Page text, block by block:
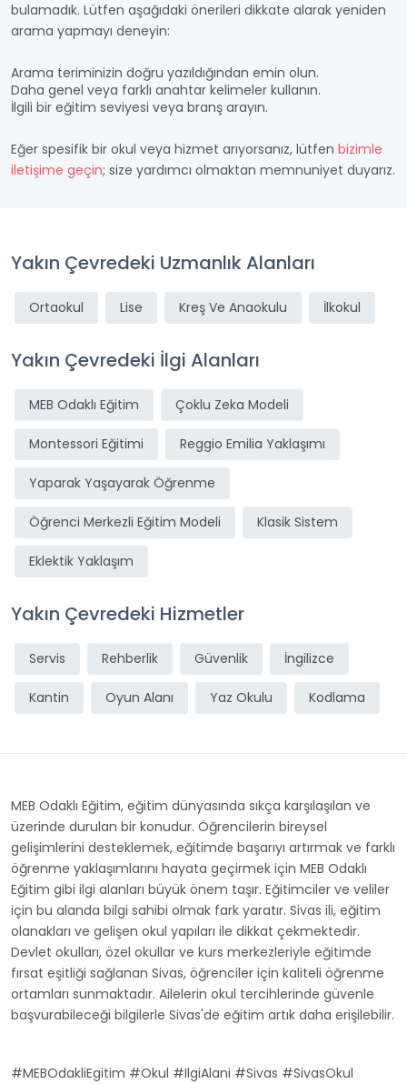
bulamadık. Lütfen aşağıdaki önerileri dikkate alarak yeniden
arama yapmayı deneyin:
Arama teriminizin doğru yazıldığından emin olun.
Daha genel veya farklı anahtar kelimeler kullanın.
İlgili bir eğitim seviyesi veya branş arayın.
Eğer spesifik bir okul veya hizmet arıyorsanız, lütfen bizimle
iletişime geçin; size yardımcı olmaktan memnuniyet duyarız.
Yakın Çevredeki Uzmanlık Alanları
Ortaokul Lise Kreş Ve Anaokulu İlkokul
Yakın Çevredeki İlgi Alanları
MEB Odaklı Eğitim Çoklu Zeka Modeli
Montessori Eğitimi Reggio Emilia Yaklaşımı
Yaparak Yaşayarak Öğrenme
Öğrenci Merkezli Eğitim Modeli Klasik Sistem
Eklektik Yaklaşım
Yakın Çevredeki Hizmetler
Servis Rehberlik Güvenlik İngilizce
Kantin Oyun Alanı Yaz Okulu Kodlama
MEB Odaklı Eğitim, eğitim dünyasında sıkça karşılaşılan ve
üzerinde durulan bir konudur. Öğrencilerin bireysel
gelişimlerini desteklemek, eğitimde başarıyı artırmak ve farklı
öğrenme yaklaşımlarını hayata geçirmek için MEB Odaklı
Eğitim gibi ilgi alanları büyük önem taşır. Eğitimciler ve veliler
için bu alanda bilgi sahibi olmak fark yaratır. Sivas ili, eğitim
olanakları ve gelişen okul yapıları ile dikkat çekmektedir.
Devlet okulları, özel okullar ve kurs merkezleriyle eğitimde
fırsat eşitliği sağlanan Sivas, öğrenciler için kaliteli öğrenme
ortamları sunmaktadır. Ailelerin okul tercihlerinde güvenle
başvurabileceği bilgilerle Sivas'de eğitim artık daha erişilebilir.
#MEBOdakliEgitim #Okul #IlgiAlani #Sivas #SivasOkul